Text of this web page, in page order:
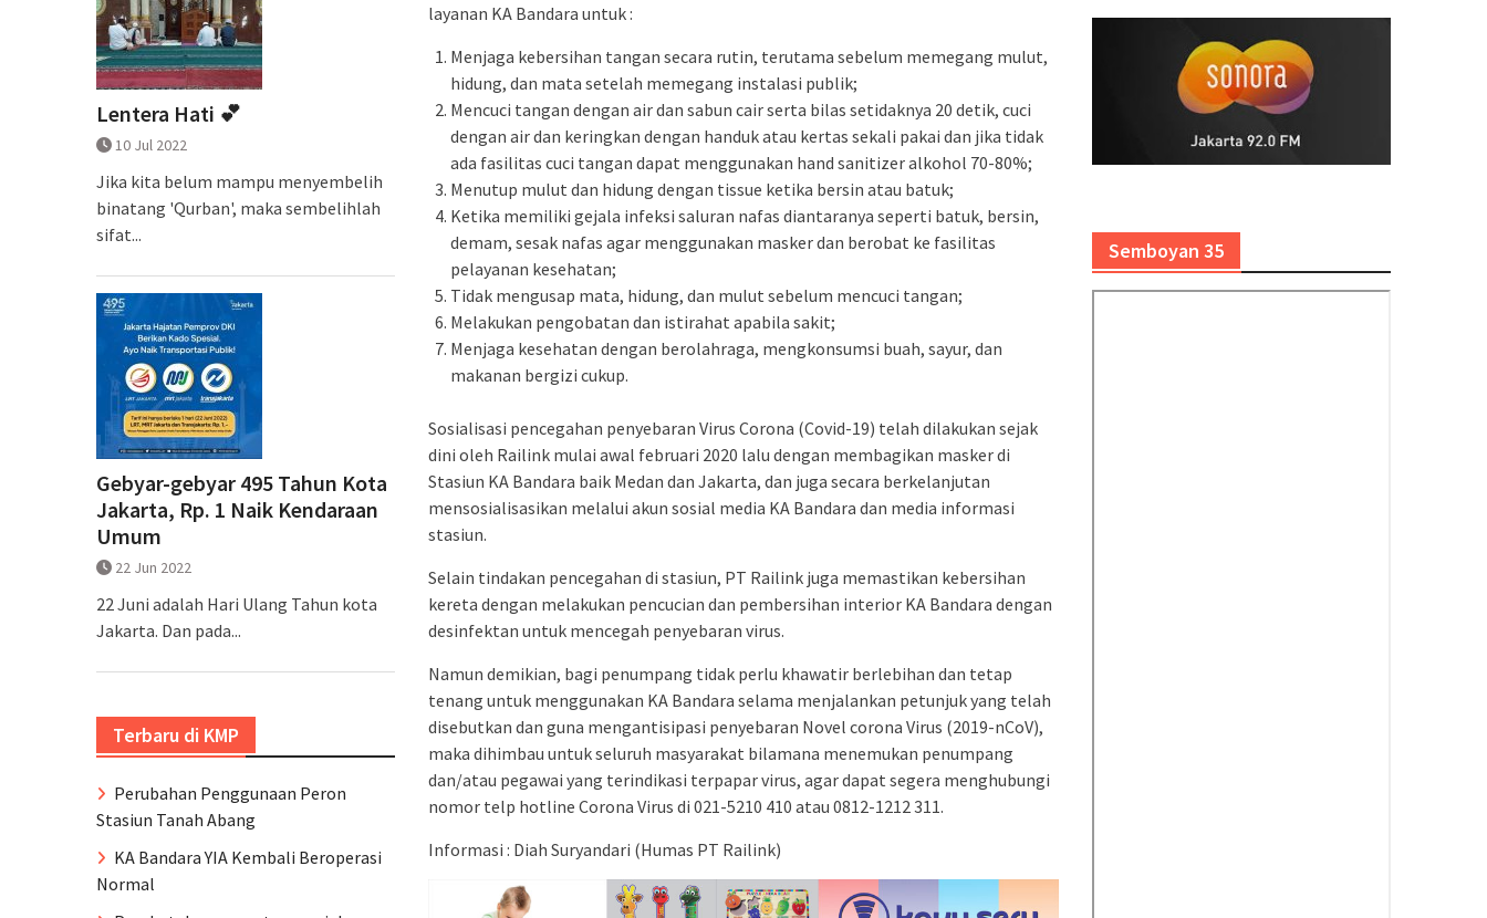
layanan KA Bandara untuk :
Menjaga kebersihan tangan secara rutin, terutama sebelum memegang mulut,
hidung, dan mata setelah memegang instalasi publik;
Mencuci tangan dengan air dan sabun cair serta bilas setidaknya 20 detik, cuci
dengan air dan keringkan dengan handuk atau kertas sekali pakai dan jika tidak
ada fasilitas cuci tangan dapat menggunakan hand sanitizer alkohol 70-80%;
Menutup mulut dan hidung dengan tissue ketika bersin atau batuk;
Ketika memiliki gejala infeksi saluran nafas diantaranya seperti batuk, bersin,
demam, sesak nafas agar menggunakan masker dan berobat ke fasilitas
pelayanan kesehatan;
Tidak mengusap mata, hidung, dan mulut sebelum mencuci tangan;
Melakukan pengobatan dan istirahat apabila sakit;
Menjaga kesehatan dengan berolahraga, mengkonsumsi buah, sayur, dan
makanan bergizi cukup.
Sosialisasi pencegahan penyebaran Virus Corona (Covid-19) telah dilakukan sejak
dini oleh Railink mulai awal februari 2020 lalu dengan membagikan masker di
Stasiun KA Bandara baik Medan dan Jakarta, dan juga secara berkelanjutan
mensosialisasikan melalui akun sosial media KA Bandara dan media informasi
stasiun.
Selain tindakan pencegahan di stasiun, PT Railink juga memastikan kebersihan
kereta dengan melakukan pencucian dan pembersihan interior KA Bandara dengan
desinfektan untuk mencegah penyebaran virus.
Namun demikian, bagi penumpang tidak perlu khawatir berlebihan dan tetap
tenang untuk menggunakan KA Bandara selama menjalankan petunjuk yang telah
disebutkan dan guna mengantisipasi penyebaran Novel corona Virus (2019-nCoV),
maka dihimbau untuk seluruh masyarakat bilamana menemukan penumpang
dan/atau pegawai yang terindikasi terpapar virus, agar dapat segera menghubungi
nomor telp hotline Corona Virus di 021-5210 410 atau 0812-1212 311.
Informasi : Diah Suryandari (Humas PT Railink)
Semboyan 35
Lentera Hati 💕
10 Jul 2022
Jika kita belum mampu menyembelih
binatang 'Qurban', maka sembelihlah
sifat...
Gebyar-gebyar 495 Tahun Kota
Jakarta, Rp. 1 Naik Kendaraan
Umum
22 Jun 2022
22 Juni adalah Hari Ulang Tahun kota
Jakarta. Dan pada...
Terbaru di KMP
Perubahan Penggunaan Peron
Stasiun Tanah Abang
KA Bandara YIA Kembali Beroperasi
Normal